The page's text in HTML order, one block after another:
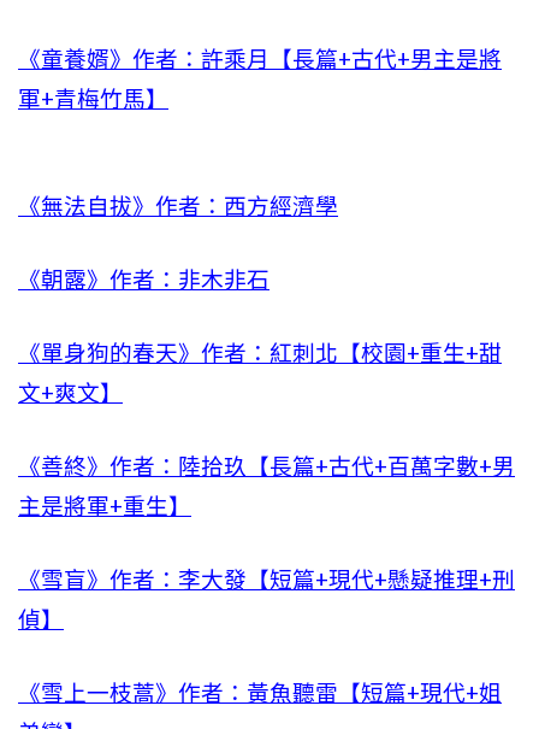
《童養婿》作者：許乘月【長篇+古代+男主是將
軍+青梅竹馬】
《無法自拔》作者：西方經濟學
《朝露》作者：非木非石
《單身狗的春天》作者：紅刺北【校園+重生+甜
文+爽文】
《善終》作者：陸拾玖【長篇+古代+百萬字數+男
主是將軍+重生】
《雪盲》作者：李大發【短篇+現代+懸疑推理+刑
偵】
《雪上一枝蒿》作者：黃魚聽雷【短篇+現代+姐